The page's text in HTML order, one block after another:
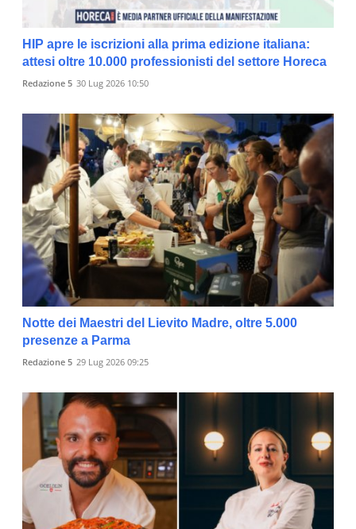
HIP apre le iscrizioni alla prima edizione italiana:
attesi oltre 10.000 professionisti del settore Horeca
Redazione 5 30 Lug 2026 10:50
Notte dei Maestri del Lievito Madre, oltre 5.000
presenze a Parma
Redazione 5 29 Lug 2026 09:25